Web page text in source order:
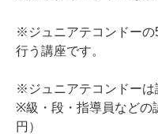
※ジュニアテコンドーの
行う講座です。
※ジュニアテコンドーは
※級・段・指導員などの
円）